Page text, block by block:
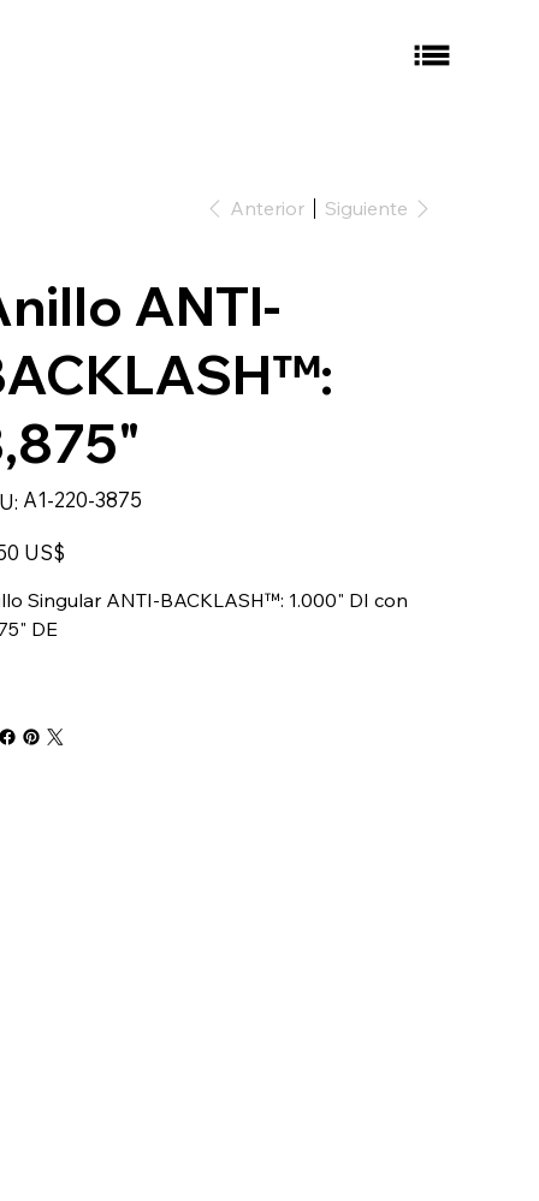
Anterior Siguiente
ANTI-
SKU
A1-
A1-220-3875
US$
Singular ANTI-BACKLASH™: 1.000" DI con
DE